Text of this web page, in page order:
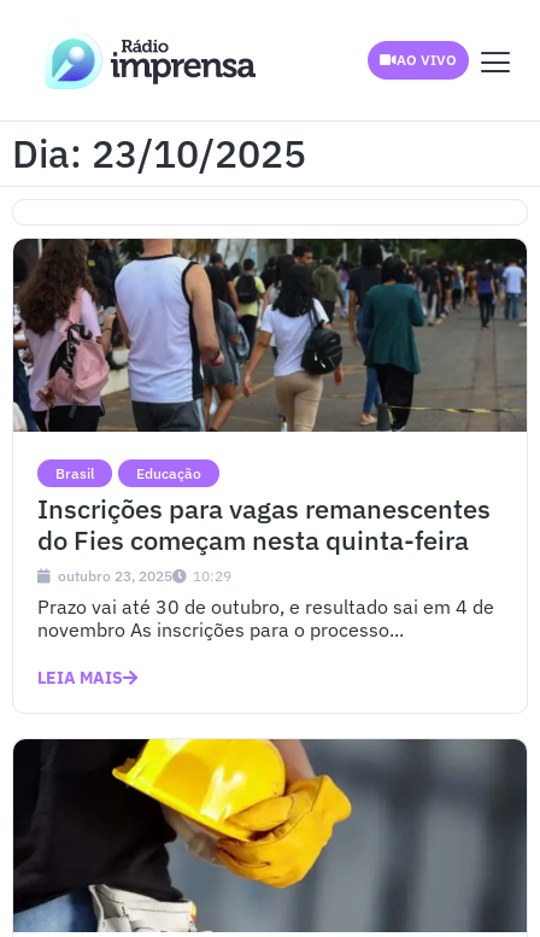
AO VIVO
Dia: 23/10/2025
Brasil Educação
Inscrições para vagas remanescentes
do Fies começam nesta quinta-feira
outubro 23, 2025 10:29
Prazo vai até 30 de outubro, e resultado sai em 4 de
novembro As inscrições para o processo...
LEIA MAIS